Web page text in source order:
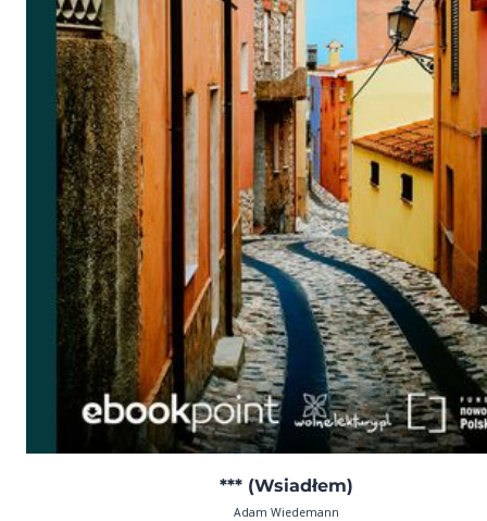
*** (Wsiadłem)
Adam Wiedemann